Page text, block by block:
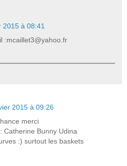
2015 à 08:41
:mcaillet3@yahoo.fr
2015 à 09:26
merci
Catherine Bunny Udina
:) surtout les baskets